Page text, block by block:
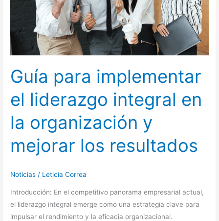
Guía para implementar
el liderazgo integral en
la organización y
mejorar los resultados
Noticias / Leticia Correa
Introducción: En el competitivo panorama empresarial actual,
el liderazgo integral emerge como una estrategia clave para
impulsar el rendimiento y la eficacia organizacional.
en
organización
y
mejorar
resultados